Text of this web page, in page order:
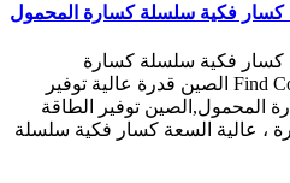
كسار فكية سلسلة كسارة المحمول
كسار فكية سلسلة كسارة
المحمول, Find Complete Details about الصين قدرة عالية توفير
المحمول,الصين توفير الطاقة
، عالية السعة كسار فكية سلسلة